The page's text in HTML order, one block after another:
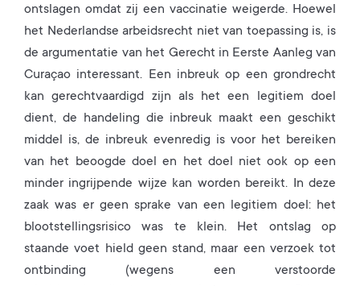
ontslagen omdat zij een vaccinatie weigerde. Hoewel
het Nederlandse arbeidsrecht niet van toepassing is, is
de argumentatie van het Gerecht in Eerste Aanleg van
Curaçao interessant. Een inbreuk op een grondrecht
kan gerechtvaardigd zijn als het een legitiem doel
dient, de handeling die inbreuk maakt een geschikt
middel is, de inbreuk evenredig is voor het bereiken
van het beoogde doel en het doel niet ook op een
minder ingrijpende wijze kan worden bereikt. In deze
zaak was er geen sprake van een legitiem doel: het
blootstellingsrisico was te klein. Het ontslag op
staande voet hield geen stand, maar een verzoek tot
ontbinding (wegens een verstoorde